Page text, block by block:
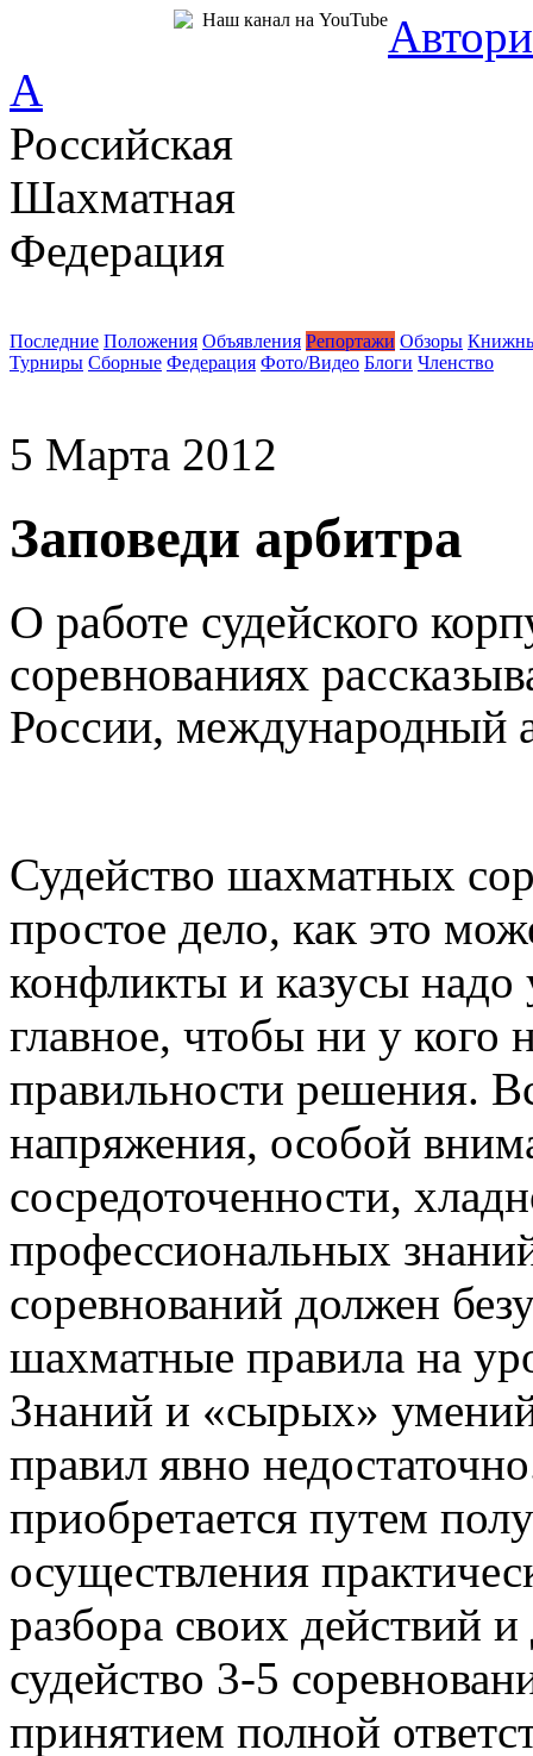
Наш канал на YouTube
A
Российская
Шахматная
Федерация
Последние Положения Объявления Репортажи Обзоры
Турниры Сборные Федерация Фото/Видео Блоги Членство
5 Марта 2012
Заповеди арбитра
О работе судейского
соревнованиях
России, международный
Судейство шахматных
простое дело, как это
конфликты и казусы надо
главное, чтобы ни у кого
правильности решения.
напряжения, особой
сосредоточенности,
профессиональных
соревнований должен
шахматные правила на
Знаний и «сырых»
правил явно
приобретается путем
осуществления
разбора своих действий
судейство 3-5
принятием полной